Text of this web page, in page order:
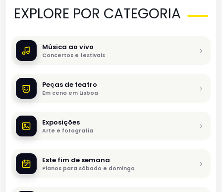
EXPLORE POR CATEGORIA
Música ao vivo
Concertos e festivais
Peças de teatro
Em cena em Lisboa
Exposições
Arte e fotografia
Este fim de semana
Planos para sábado e domingo